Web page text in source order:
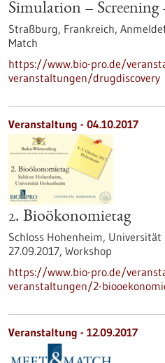
Simulation – Screening
Straßburg, Frankreich,
Match
https://www.bio-pro.de/
veranstaltungen/drugdiscovery
Veranstaltung - 04.10.2017
2. Bioökonomietag
Schloss Hohenheim,
27.09.2017, Workshop
https://www.bio-pro.de/
veranstaltungen/2-
Veranstaltung - 12.09.2017